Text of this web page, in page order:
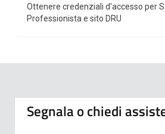
Ottenere credenziali d'accesso per
Professionista e sito DRU
Segnala o chiedi